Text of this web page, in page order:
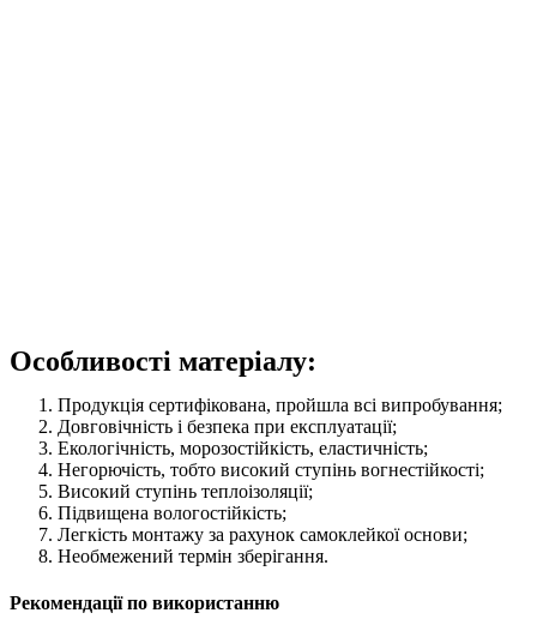
Особливості матеріалу:
Продукція сертифікована, пройшла всі випробування;
Довговічність і безпека при експлуатації;
Екологічність, морозостійкість, еластичність;
Негорючість, тобто високий ступінь вогнестійкості;
Високий ступінь теплоізоляції;
Підвищена вологостійкість;
Легкість монтажу за рахунок самоклейкої основи;
Необмежений термін зберігання.
Рекомендації по використанню